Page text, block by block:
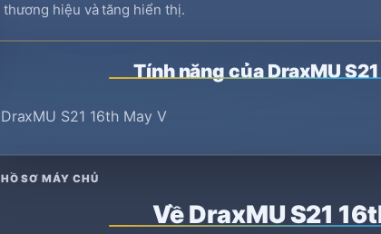
thương hiệu và tăng hiển thị.
Tính năng của DraxMU
DraxMU S21 16th May V
HỒ SƠ MÁY CHỦ
Về DraxMU S21